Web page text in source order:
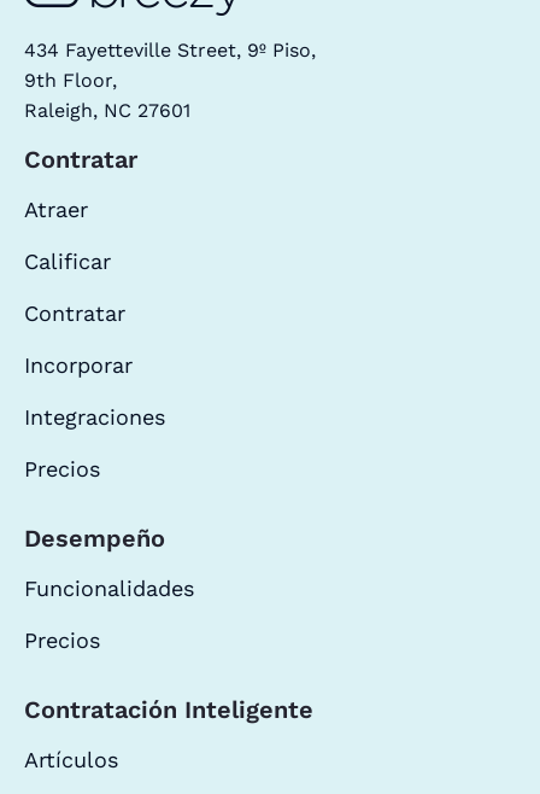
434 Fayetteville Street, 9º Piso,
9th Floor,
Raleigh, NC 27601
Contratar
Atraer
Calificar
Contratar
Incorporar
Integraciones
Precios
Desempeño
Funcionalidades
Precios
Contratación Inteligente
Artículos